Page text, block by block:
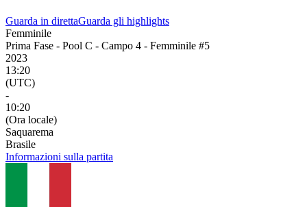
Guarda in direttaGuarda gli highlights
Femminile
Prima Fase - Pool C - Campo 4 - Femminile #5
2023
13:20
(UTC)
-
10:20
(Ora locale)
Saquarema
Brasile
Informazioni sulla partita